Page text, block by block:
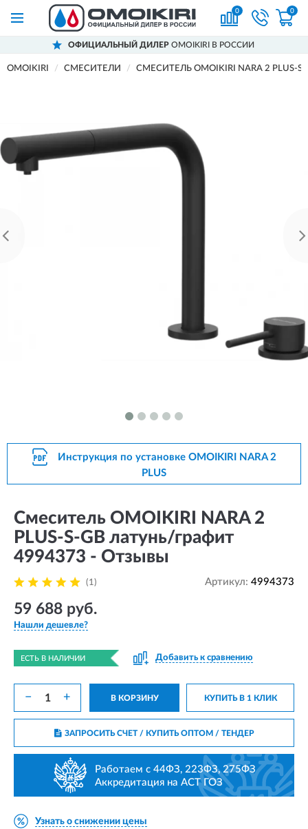
0 0
ОФИЦИАЛЬНЫЙ ДИЛЕР OMOIKIRI В РОССИИ
OMOIKIRI СМЕСИТЕЛИ СМЕСИТЕЛЬ OMOIKIRI NARA 2 PLUS-
Инструкция по установке OMOIKIRI NARA 2
PLUS
Смеситель OMOIKIRI NARA 2
PLUS-S-GB латунь/графит
4994373 - Отзывы
(1) Артикул: 4994373
59 688 руб.
Нашли дешевле?
ЕСТЬ В НАЛИЧИИ Добавить к сравнению
− + В КОРЗИНУ КУПИТЬ В 1 КЛИК
ЗАПРОСИТЬ СЧЕТ / КУПИТЬ ОПТОМ/ ТЕНДЕР
Работаем с 44ФЗ, 223ФЗ, 275ФЗ
Аккредитация на АСТ ГОЗ
Узнать о снижении цены